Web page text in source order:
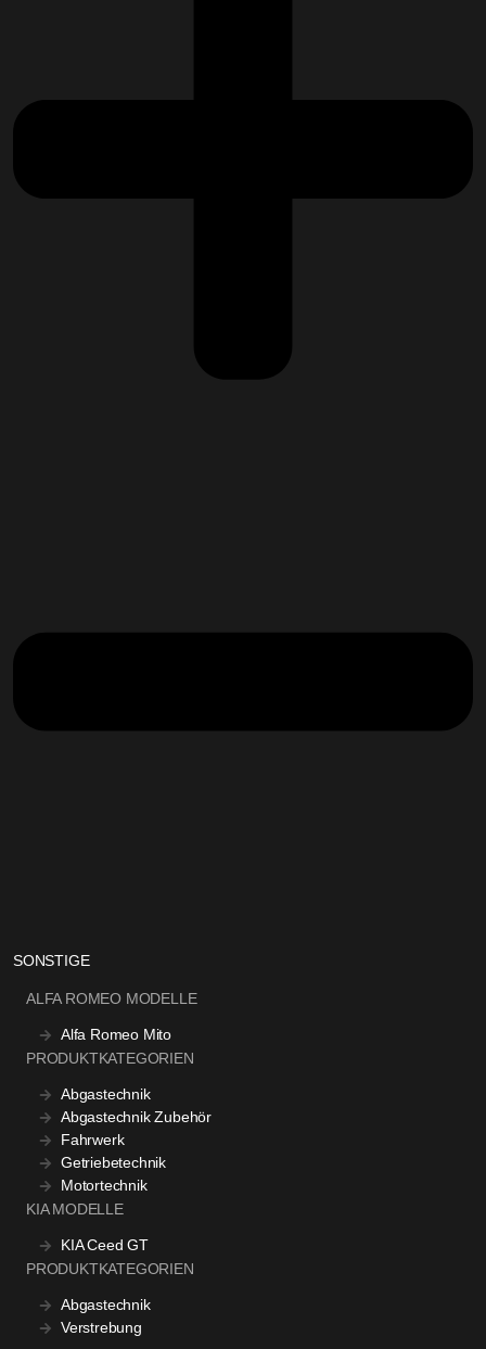
SONSTIGE
ALFA ROMEO MODELLE
Alfa Romeo Mito
PRODUKTKATEGORIEN
Abgastechnik
Abgastechnik Zubehör
Fahrwerk
Getriebetechnik
Motortechnik
KIA MODELLE
KIA Ceed GT
PRODUKTKATEGORIEN
Abgastechnik
Verstrebung